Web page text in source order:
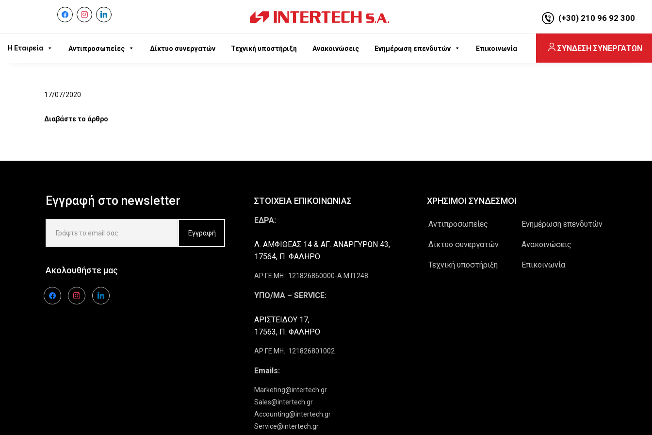
facebookinstagram
linkedin
(+30) 210 96 92 300
Η Εταιρεία Αντιπροσωπείες Δίκτυο συνεργατών Τεχνική υποστήριξη Ανακοινώσεις Ενημέρωση επενδυτών Επικοινωνία ΣΥΝΔΕΣΗ ΣΥΝΕΡΓΑΤΩΝ
17/07/2020
Διαβάστε το άρθρο
Εγγραφή στο newsletter
Ακολουθήστε μας
facebookinstagramlinkedin
ΣΤΟΙΧΕΙΑ ΕΠΙΚΟΙΝΩΝΙΑΣ
ΕΔΡΑ:
Λ. ΑΜΦΙΘΕΑΣ 14 & ΑΓ. ΑΝΑΡΓΥΡΩΝ 43,
17564, Π. ΦΑΛΗΡΟ
ΑΡ.ΓΕ.ΜΗ.: 121826860000-Α.Μ.Π 248
ΥΠΟ/ΜΑ – SERVICE:
ΑΡΙΣΤΕΙΔΟΥ 17,
17563, Π. ΦΑΛΗΡΟ
ΑΡ.ΓΕ.ΜΗ.: 121826801002
Emails:
Marketing@intertech.gr
Sales@intertech.gr
Accounting@intertech.gr
Service@intertech.gr
ΧΡΗΣΙΜΟΙ ΣΥΝΔΕΣΜΟΙ
Αντιπροσωπείες
Δίκτυο συνεργατών
Τεχνική υποστήριξη
Ενημέρωση επενδυτών
Ανακοινώσεις
Επικοινωνία